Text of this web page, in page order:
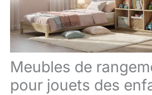
Meubles de
pour jouets des